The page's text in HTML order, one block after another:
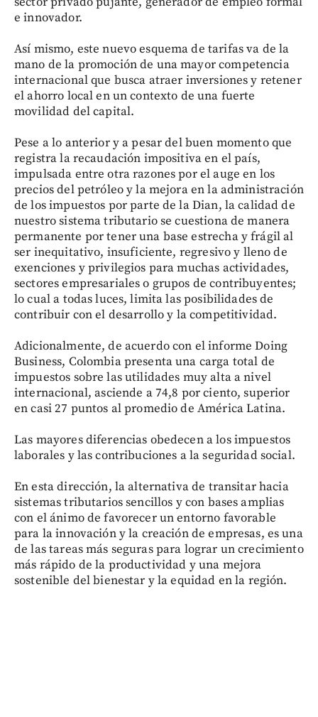
e innovador.
Así mismo, este nuevo esquema de tarifas va de la
mano de la promoción de una mayor competencia
internacional que busca atraer inversiones y retener
el ahorro local en un contexto de una fuerte
movilidad del capital.
Pese a lo anterior y a pesar del buen momento que
registra la recaudación impositiva en el país,
impulsada entre otra razones por el auge en los
precios del petróleo y la mejora en la administración
de los impuestos por parte de la Dian, la calidad de
nuestro sistema tributario se cuestiona de manera
permanente por tener una base estrecha y frágil al
ser inequitativo, insuficiente, regresivo y lleno de
exenciones y privilegios para muchas actividades,
sectores empresariales o grupos de contribuyentes;
lo cual a todas luces, limita las posibilidades de
contribuir con el desarrollo y la competitividad.
Adicionalmente, de acuerdo con el informe Doing
Business, Colombia presenta una carga total de
impuestos sobre las utilidades muy alta a nivel
internacional, asciende a 74,8 por ciento, superior
en casi 27 puntos al promedio de América Latina.
Las mayores diferencias obedecen a los impuestos
laborales y las contribuciones a la seguridad social.
En esta dirección, la alternativa de transitar hacia
sistemas tributarios sencillos y con bases amplias
con el ánimo de favorecer un entorno favorable
para la innovación y la creación de empresas, es una
de las tareas más seguras para lograr un crecimiento
más rápido de la productividad y una mejora
sostenible del bienestar y la equidad en la región.